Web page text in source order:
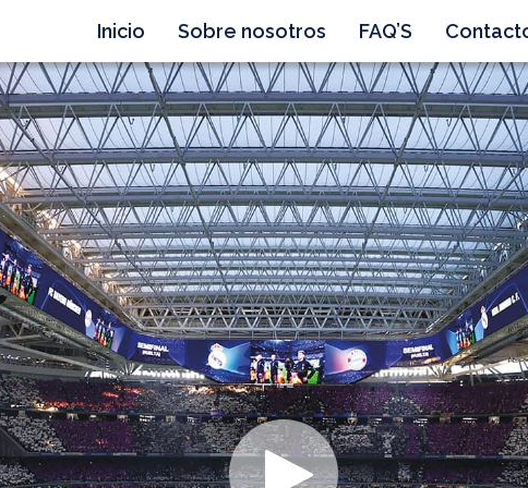
Inicio Sobre nosotros FAQ’S